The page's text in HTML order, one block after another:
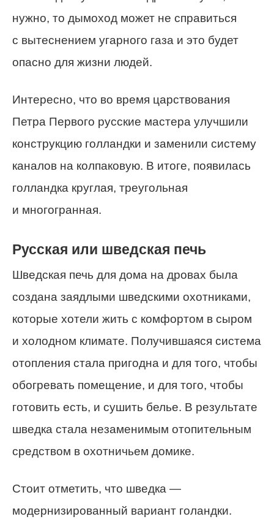
нужно, то дымоход может не справиться
с вытеснением угарного газа и это будет
опасно для жизни людей.
Интересно, что во время царствования
Петра Первого русские мастера улучшили
конструкцию голландки и заменили систему
каналов на колпаковую. В итоге, появилась
голландка круглая, треугольная
и многогранная.
Русская или шведская печь
Шведская печь для дома на дровах была
создана заядлыми шведскими охотниками,
которые хотели жить с комфортом в сыром
и холодном климате. Получившаяся система
отопления стала пригодна и для того, чтобы
обогревать помещение, и для того, чтобы
готовить есть, и сушить белье. В результате
шведка стала незаменимым отопительным
средством в охотничьем домике.
Стоит отметить, что шведка —
модернизированный вариант голандки.